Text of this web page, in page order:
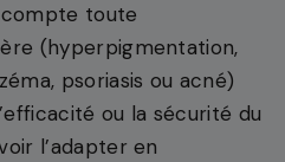
toute
(hyperpigmentation,
psoriasis ou acné)
ou la sécurité du
l’adapter en